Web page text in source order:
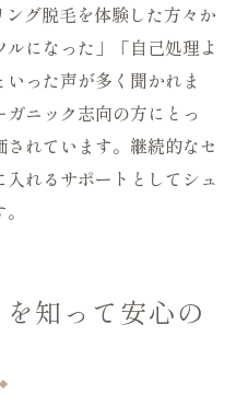
グ脱毛を体験した方々か
になった」「自己処理よ
った声が多く聞かれま
ニック志向の方にとっ
れています。継続的なセ
れるサポートとしてシュ
知って安心の